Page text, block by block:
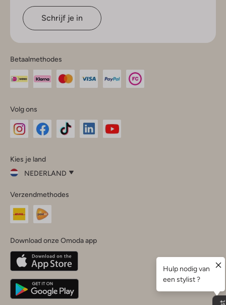
Schrijf je in
Betaalmethodes
Volg ons
InstagramFacebook
Kies je land
NEDERLAND
je
land
Nederland
Belgique(Français)
Deutschland
Verzendmethodes
Download onze Omoda app